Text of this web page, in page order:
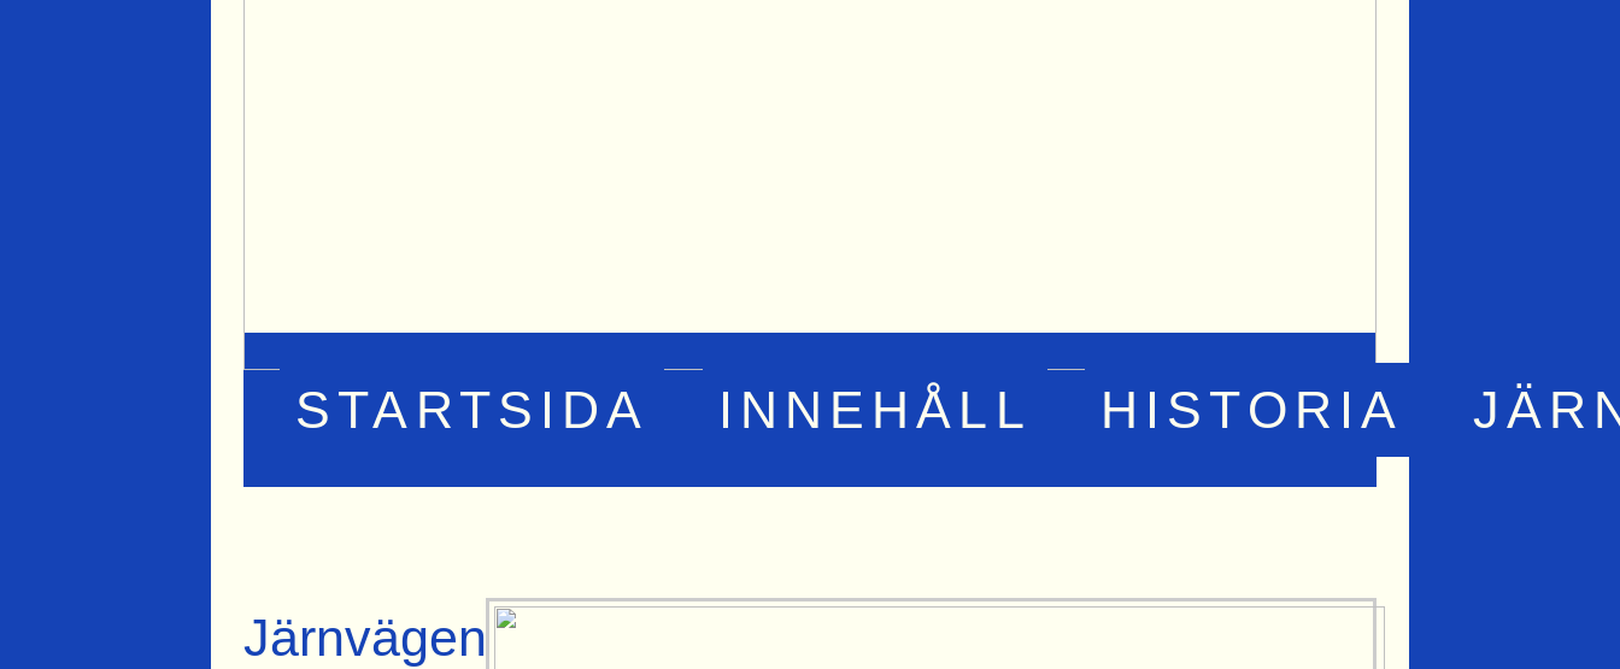
STARTSIDA INNEHÅLL HISTORIA
Järnvägen